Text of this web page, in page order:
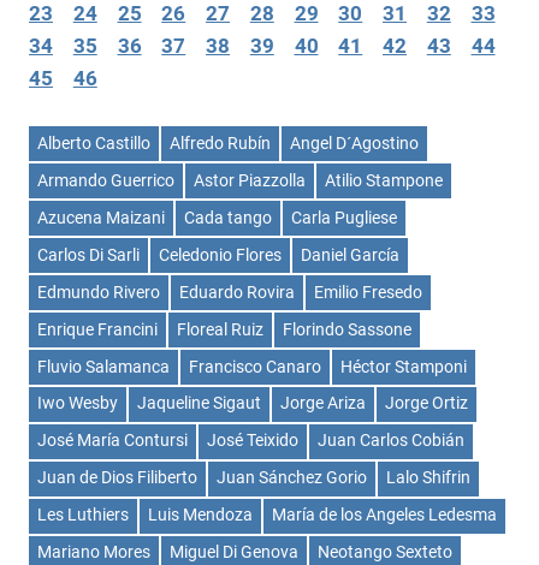
23
24 25 26 27 28 29 30 31 32
33
34
35 36 37 38 39 40 41 42 43
44
45
46
Alberto Castillo Alfredo Rubín
Angel D´Agostino
Armando Guerrico
Astor Piazzolla
Atilio Stampone
Azucena Maizani
Cada tango
Carla Pugliese
Carlos Di Sarli
Celedonio Flores
Daniel García
Edmundo Rivero
Eduardo Rovira
Emilio Fresedo
Enrique Francini
Floreal Ruiz
Florindo Sassone
Fluvio Salamanca
Francisco Canaro
Héctor Stamponi
Iwo Wesby
Jaqueline Sigaut Jorge Ariza
Jorge Ortiz
José María Contursi
José Teixido
Juan Carlos Cobián
Juan de Dios Filiberto
Juan Sánchez Gorio
Lalo Shifrin
Les Luthiers
Luis Mendoza
María de los Angeles Ledesma
Mariano Mores
Miguel Di Genova
Neotango Sexteto